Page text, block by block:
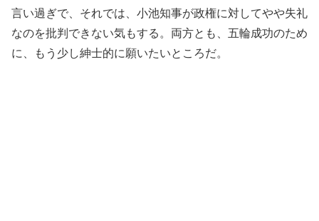
言い過ぎで、それでは、小池知事が政権に対してやや失礼
なのを批判できない気もする。両方とも、五輪成功のため
に、もう少し紳士的に願いたいところだ。